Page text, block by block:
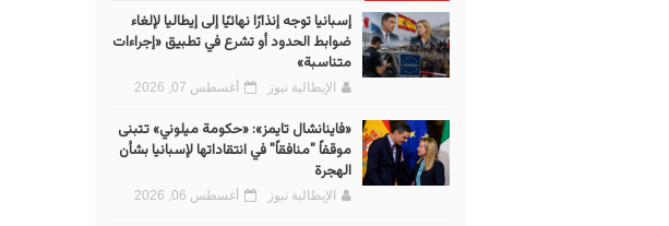
إسبانيا توجه إنذارًا نهائيًا إلى إيطاليا لإلغاء
ضوابط الحدود أو تشرع في تطبيق «إجراءات
متناسبة»
الإيطالية نيوز أغسطس 07, 2026
«فاينانشال تايمز»: «حكومة ميلوني» تتبنى
موقفاً "منافقاً" في انتقاداتها لإسبانيا بشأن
الهجرة
الإيطالية نيوز أغسطس 06, 2026